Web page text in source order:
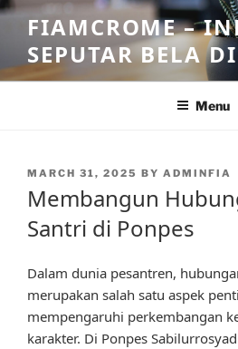
Skip
content
FIAMCROME –
SEPUTAR BELA
Menu
POSTED
MARCH 31, 2025 BY ADMINFIA
Membangun
Santri di Ponpes
Dalam dunia pesantren,
merupakan salah satu aspek
mempengaruhi perkembangan
karakter. Di Ponpes